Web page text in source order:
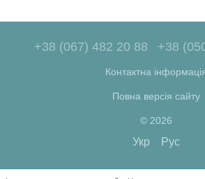
+38 (067) 482 20 88 +38
Контактна
Повна версія сайту
© 2026
Укр Рус